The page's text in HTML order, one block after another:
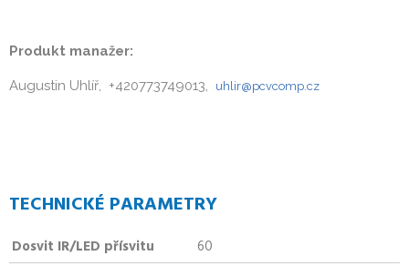
Produkt manažer:
Augustin Uhlíř, +420773749013, uhlir@pcvcomp.cz
TECHNICKÉ PARAMETRY
Dosvit IR/LED přísvitu
60